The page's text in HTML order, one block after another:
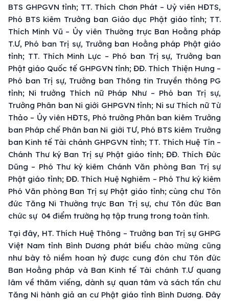
BTS GHPGVN tỉnh; TT. Thích Chơn Phát – Uỷ viên HĐTS,
Phó BTS kiêm Trưởng ban Giáo dục Phật giáo tỉnh; TT.
Thích Minh Vũ – Ủy viên Thường trực Ban Hoằng pháp
T.Ư, Phó ban Trị sự, Trưởng ban Hoằng pháp Phật giáo
tỉnh; TT. Thích Minh Lực – Phó ban Trị sự, Trưởng ban
Phật giáo Quốc tế GHPGVN tỉnh; ĐĐ. Thích Thiện Hưng –
Phó ban Trị sự, Trưởng ban Thông tin Truyền thông PG
tỉnh; Ni trưởng Thích nữ Pháp Như – Phó ban Trị sự,
Trưởng Phân ban Ni giới GHPGVN tỉnh; Ni sư Thích nữ Từ
Thảo – Ủy viên HĐTS, Phó trưởng Phân ban kiêm Trưởng
ban Pháp chế Phân ban Ni giới TƯ, Phó BTS kiêm Trưởng
ban Kinh tế Tài chánh GHPGVN tỉnh; TT. Thích Huệ Tín –
Chánh Thư ký Ban Trị sự Phật giáo tỉnh; ĐĐ. Thích Đức
Dũng – Phó Thư ký kiêm Chánh Văn phòng Ban Trị sự
Phật giáo tỉnh; ĐĐ. Thích Huệ Nghiêm – Phó Thư ký kiêm
Phó Văn phòng Ban Trị sự Phật giáo tỉnh; cùng chư Tôn
đức Tăng Ni Thường trực Ban Trị sự, chư Tôn đức Ban
chức sự 04 điểm trường hạ tập trung trong toàn tỉnh.
Tại đây, HT. Thích Huệ Thông – Trưởng ban Trị sự GHPG
Việt Nam tỉnh Bình Dương phát biểu chào mừng cũng
như bày tỏ niềm hoan hỷ được cung đón chư Tôn đức
Ban Hoằng pháp và Ban Kinh tế Tài chánh T.Ư quang
lâm về thăm viếng, dành sự quan tâm và sách tấn chư
Tăng Ni hành giả an cư Phật giáo tỉnh Bình Dương. Đây